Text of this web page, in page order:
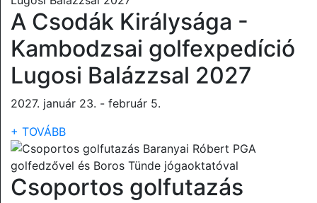
A Csodák Királysága -
Kambodzsai golfexpedíció
Lugosi Balázzsal 2027
2027. január 23. - február 5.
+ TOVÁBB
Csoportos golfutazás